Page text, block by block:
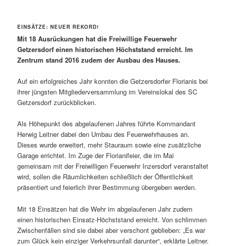
EINSÄTZE: NEUER REKORD!
Mit 18 Ausrückungen hat die Freiwillige Feuerwehr
Getzersdorf einen historischen Höchststand erreicht. Im
Zentrum stand 2016 zudem der Ausbau des Hauses.
Auf ein erfolgreiches Jahr konnten die Getzersdorfer Florianis bei
ihrer jüngsten Mitgliederversammlung im Vereinslokal des SC
Getzersdorf zurückblicken.
Als Höhepunkt des abgelaufenen Jahres führte Kommandant
Herwig Leitner dabei den Umbau des Feuerwehrhauses an.
Dieses wurde erweitert, mehr Stauraum sowie eine zusätzliche
Garage errichtet. Im Zuge der Florianifeier, die im Mai
gemeinsam mit der Freiwilligen Feuerwehr Inzersdorf veranstaltet
wird, sollen die Räumlichkeiten schließlich der Öffentlichkeit
präsentiert und feierlich ihrer Bestimmung übergeben werden.
Mit 18 Einsätzen hat die Wehr im abgelaufenen Jahr zudem
einen historischen Einsatz-Höchststand erreicht. Von schlimmen
Zwischenfällen sind sie dabei aber verschont geblieben: „Es war
zum Glück kein einziger Verkehrsunfall darunter“, erklärte Leitner.